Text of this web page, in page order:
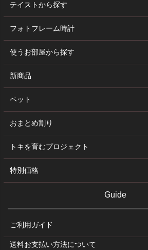
テイストから探す
フォトフレーム時計
使うお部屋から探す
新商品
ペット
おまとめ割り
トキを育むプロジェクト
特別価格
Guide
ご利用ガイド
送料お支払い方法について